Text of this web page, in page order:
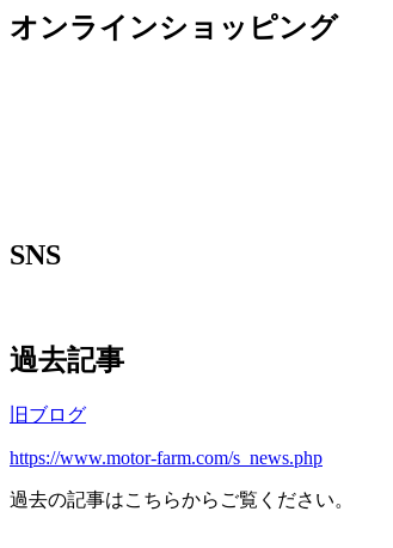
オンラインショッピング
SNS
過去記事
旧ブログ
https://www.motor-farm.com/s_news.php
過去の記事はこちらからご覧ください。